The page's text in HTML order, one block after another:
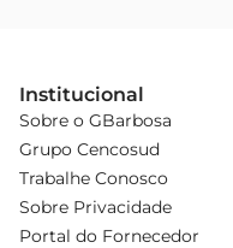
Institucional
Sobre o GBarbosa
Grupo Cencosud
Trabalhe Conosco
Sobre Privacidade
Portal do Fornecedor